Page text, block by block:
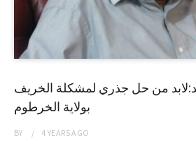
من حل جذري لمشكلة الخريف
بولاية الخرطوم
BY 4 YEARSAGO